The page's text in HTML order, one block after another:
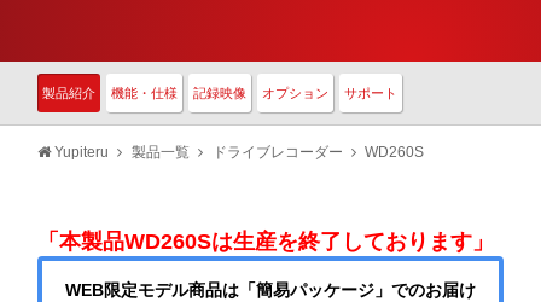
製品紹介 機能・仕様 記録映像 オプション サポート
Yupiteru 製品一覧 ドライブレコーダー WD260S
「本製品WD260Sは生産を終了しております」
WEB限定モデル商品は「簡易パッケージ」でのお届け